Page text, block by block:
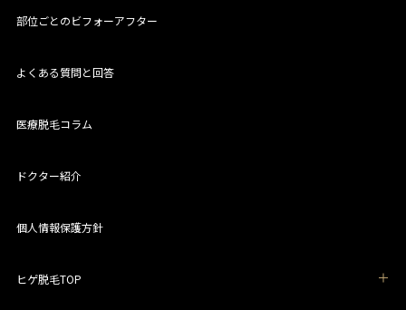
部位ごとのビフォーアフター
よくある質問と回答
医療脱毛コラム
ドクター紹介
個人情報保護方針
ヒゲ脱毛TOP